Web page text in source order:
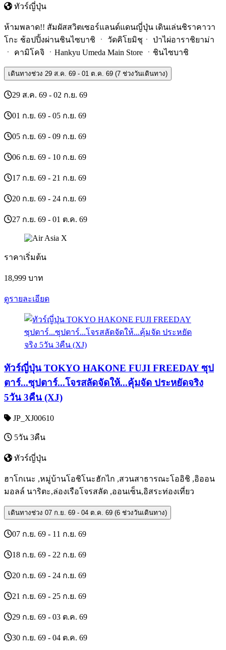
ทัวร์ญี่ปุ่น
ห้ามพลาด!! สัมผัสสวิตเซอร์แลนด์แดนญี่ปุ่น เดินเล่นชิราคาวา
โกะ ช้อปปิ้งผ่านชินไซบาชิ ㆍ วัดคิโยมิชุㆍ ป่าไผ่อาราชิยาม่า
ㆍ คามิโคจิ ㆍHankyu Umeda Main Store ㆍชินไซบาชิ
เดินทางช่วง 29 ส.ค. 69 - 01 ต.ค. 69 (7 ช่วงวันเดินทาง)
29 ส.ค. 69 - 02 ก.ย. 69
01 ก.ย. 69 - 05 ก.ย. 69
05 ก.ย. 69 - 09 ก.ย. 69
06 ก.ย. 69 - 10 ก.ย. 69
17 ก.ย. 69 - 21 ก.ย. 69
20 ก.ย. 69 - 24 ก.ย. 69
27 ก.ย. 69 - 01 ต.ค. 69
ราคาเริ่มต้น
18,999 บาท
ดูรายละเอียด
ทัวร์ญี่ปุ่น TOKYO HAKONE FUJI FREEDAY ซุป
ตาร์...ซุปตาร์...โจรสลัดจัดให้...คุ้มจัด ประหยัดจริง
5วัน 3คืน (XJ)
JP_XJ00610
5วัน 3คืน
ทัวร์ญี่ปุ่น
ฮาโกเนะ ,หมู่บ้านโอชิโนะฮักไก ,สวนสาธารณะโออิชิ ,อิออน
มอลล์ นาริตะ,ล่องเรือโจรสลัด ,ออนเซ็น,อิสระท่องเที่ยว
เดินทางช่วง 07 ก.ย. 69 - 04 ต.ค. 69 (6 ช่วงวันเดินทาง)
07 ก.ย. 69 - 11 ก.ย. 69
18 ก.ย. 69 - 22 ก.ย. 69
20 ก.ย. 69 - 24 ก.ย. 69
21 ก.ย. 69 - 25 ก.ย. 69
29 ก.ย. 69 - 03 ต.ค. 69
30 ก.ย. 69 - 04 ต.ค. 69